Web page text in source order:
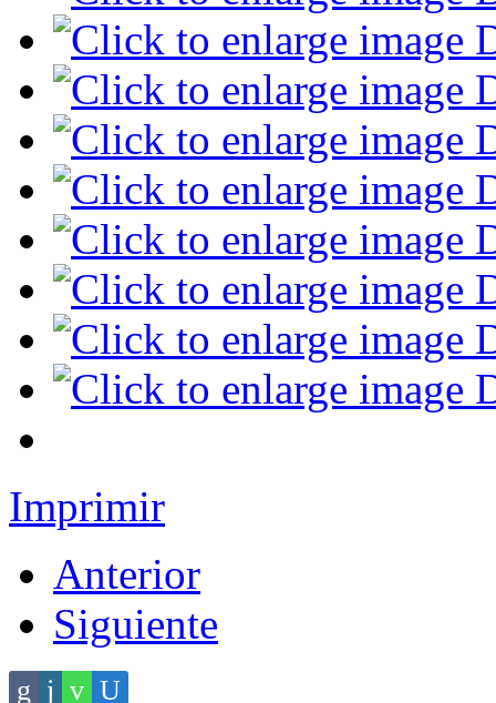
Imprimir
Anterior
Siguiente